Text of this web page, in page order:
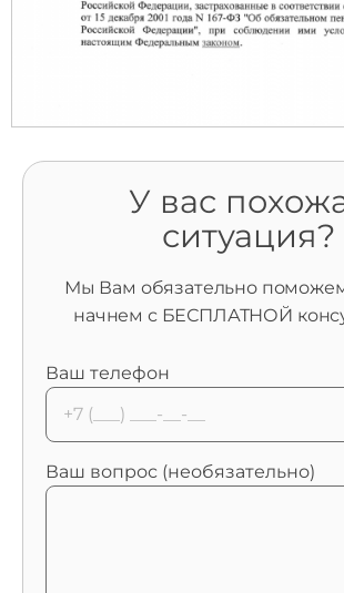
У вас
ситуация?
Мы Вам обязательно
начнем с БЕСПЛАТНОЙ
Ваш телефон
Ваш вопрос (необязательно)